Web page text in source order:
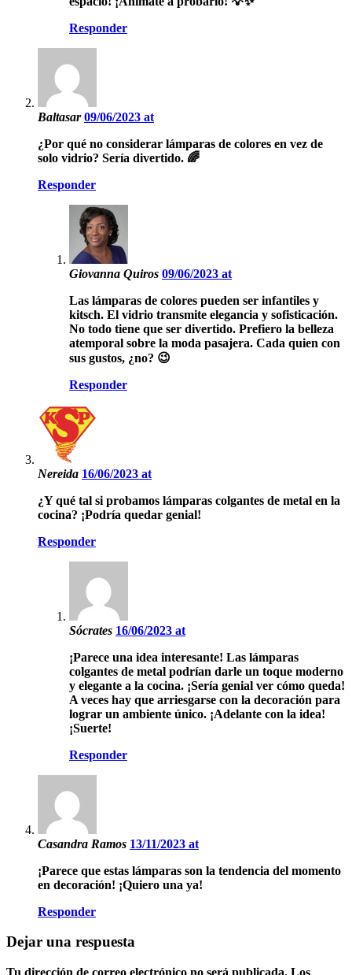
Responder
Baltasar09/06/2023 at
¿Por qué no considerar lámparas de colores en vez de
solo vidrio? Sería divertido. 🌈
Responder
Giovanna Quiros 09/06/2023 at
Las lámparas de colores pueden ser infantiles y
kitsch. El vidrio transmite elegancia y sofisticación.
No todo tiene que ser divertido. Prefiero la belleza
atemporal sobre la moda pasajera. Cada quien con
sus gustos, ¿no? 😉
Responder
Nereida 16/06/2023 at
¿Y qué tal si probamos lámparas colgantes de metal en la
cocina? ¡Podría quedar genial!
Responder
Sócrates 16/06/2023 at
¡Parece una idea interesante! Las lámparas
colgantes de metal podrían darle un toque moderno
y elegante a la cocina. ¡Sería genial ver cómo queda!
A veces hay que arriesgarse con la decoración para
lograr un ambiente único. ¡Adelante con la idea!
¡Suerte!
Responder
Casandra Ramos 13/11/2023 at
¡Parece que estas lámparas son la tendencia del momento
en decoración! ¡Quiero una ya!
Responder
Dejar una respuesta